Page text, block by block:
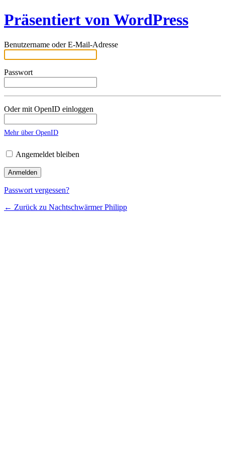
Präsentiert von WordPress
Benutzername oder E-Mail-Adresse
Passwort
Oder mit OpenID einloggen
Mehr über OpenID
Angemeldet bleiben
Passwort vergessen?
← Zurück zu Nachtschwärmer Philipp